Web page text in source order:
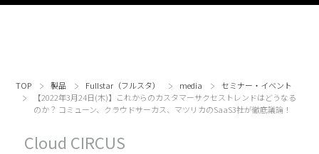
TOP 製品 Fullstar（フルスタ） media
セミナー・イベント
【2022年3月24日(木)】これからのカスタマーサクセストレンドはどうなる
のか？ コミューン、クラウドサーカス、マツリカのSaaS3社が徹底議論！
Cloud CIRCUS